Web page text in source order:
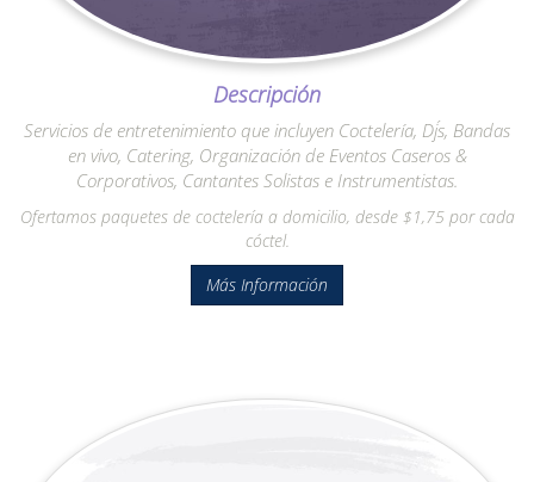
Descripción
Servicios de entretenimiento que incluyen Coctelería, Dj´s, Bandas
en vivo, Catering, Organización de Eventos Caseros &
Corporativos, Cantantes Solistas e Instrumentistas.
Ofertamos paquetes de coctelería a domicilio, desde $1,75 por cada
cóctel.
Más Información